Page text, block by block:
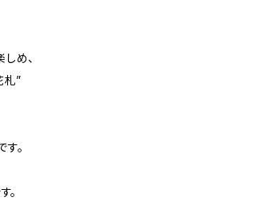
め、
札”
。
。